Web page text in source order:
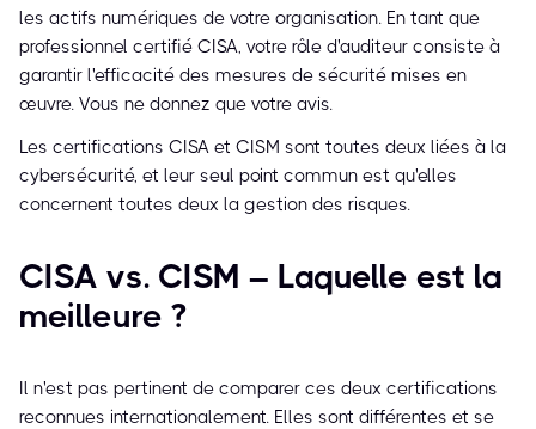
les actifs numériques de votre organisation. En tant que
professionnel certifié CISA, votre rôle d'auditeur consiste à
garantir l'efficacité des mesures de sécurité mises en
œuvre. Vous ne donnez que votre avis.
Les certifications CISA et CISM sont toutes deux liées à la
cybersécurité, et leur seul point commun est qu'elles
concernent toutes deux la gestion des risques.
CISA vs. CISM – Laquelle est la
meilleure ?
Il n'est pas pertinent de comparer ces deux certifications
reconnues internationalement. Elles sont différentes et se